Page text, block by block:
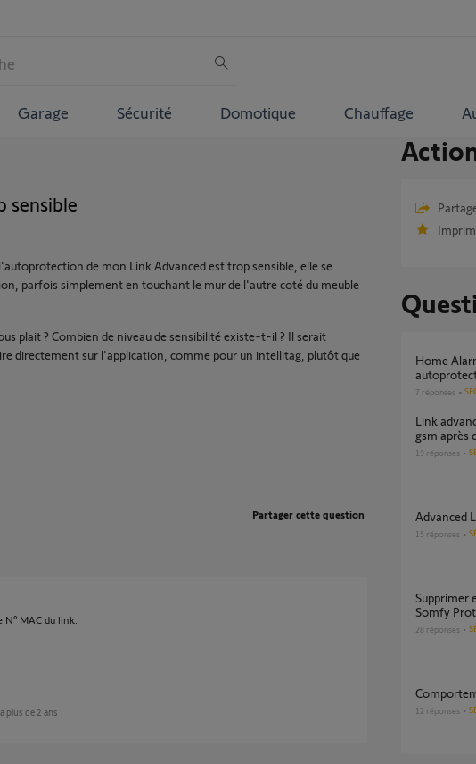
Garage Sécurité Domotique Chauffage
sensible
de mon Link Advanced est trop sensible, elle se
parfois simplement en touchant le mur de l'autre coté du meuble
plait ? Combien de niveau de sensibilité existe-t-il ? Il serait
directement sur l'application, comme pour un intellitag, plutôt que
Partager cette question
MAC du link.
plus de 2 ans
Home Alarm Advanced - Diminuer sensibilité
7 réponses
Link advanced ne se reconnecte pas au wifi ni
gsm après
19 réponses
Advanced
15 réponses
Supprimer equipement automatisme depuis
Somfy
28 réponses
12 réponses